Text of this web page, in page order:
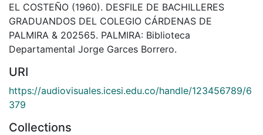
EL COSTEÑO (1960). DESFILE DE BACHILLERES
GRADUANDOS DEL COLEGIO CÁRDENAS DE
PALMIRA & 202565. PALMIRA: Biblioteca
Departamental Jorge Garces Borrero.
URI
https://audiovisuales.icesi.edu.co/handle/123456789/6
379
Collections